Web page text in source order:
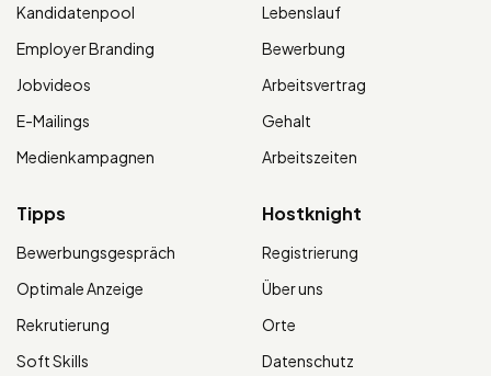
Kandidatenpool
Employer Branding
Jobvideos
E-Mailings
Medienkampagnen
Lebenslauf
Bewerbung
Arbeitsvertrag
Gehalt
Arbeitszeiten
Tipps
Bewerbungsgespräch
Optimale Anzeige
Rekrutierung
Soft Skills
Hostknight
Registrierung
Über uns
Orte
Datenschutz